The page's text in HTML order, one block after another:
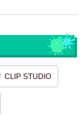
CLIP STUDIO